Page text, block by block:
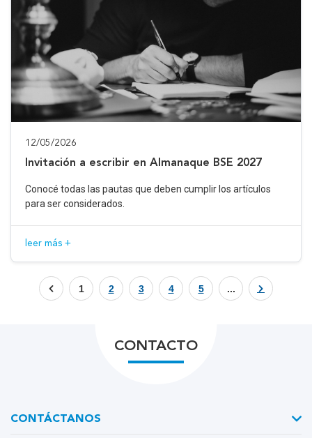
12/05/2026
Invitación a escribir en Almanaque BSE 2027
Conocé todas las pautas que deben cumplir los artículos
para ser considerados.
leer más +
1 2 3 4 5 ...
CONTACTO
CONTÁCTANOS